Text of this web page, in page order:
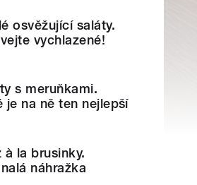
osvěžující saláty.
vychlazené!
s meruňkami.
je na ně ten nejlepší
à la brusinky.
náhražka